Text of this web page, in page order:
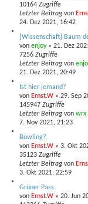
10164 Zugriffe
Letzter Beitrag von
24. Dez 2021, 16:42
[Wissenschaft] Baum
von enjoy» 21. Dez
7256 Zugriffe
Letzter Beitrag von
21. Dez 2021, 20:49
Ist hier jemand?
von Ernst.W » 29. Sep
145947 Zugriffe
Letzter Beitrag von wrx
7. Nov 2021, 21:23
Bowling?
von Ernst.W » 3. Okt
35123 Zugriffe
Letzter Beitrag von
3. Okt 2021, 22:59
Grüner Pass
von Ernst.W » 20. Jun